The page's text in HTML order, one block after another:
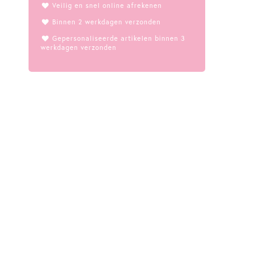
Veilig en snel online afrekenen
Binnen 2 werkdagen verzonden
Gepersonaliseerde artikelen binnen 3
werkdagen verzonden